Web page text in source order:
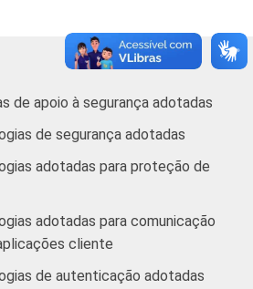
Comércio;
reparação de
automotores,
objetos
pessoais
e domésticos
83
Transporte,
Armazenagem
Comunicações
de apoio à segurança adotadas
de segurança adotadas
adotadas para proteção de
adotadas para comunicação
cliente
de autenticação adotadas